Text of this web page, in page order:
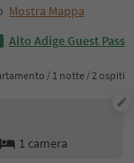
Mostra Mappa
Alto Adige Guest Pass
/ 1 notte / 2 ospiti
1 camera